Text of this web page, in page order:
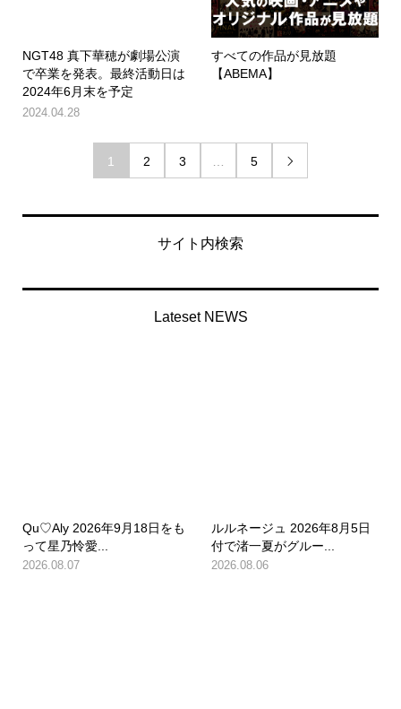
NGT48 真下華穂が劇場公演
で卒業を発表。最終活動日は
2024年6月末を予定
2024.04.28
すべての作品が見放題
【ABEMA】
1 2 3 5 
サイト内検索
Lateset NEWS
Qu♡Aly 2026年9月18日をも
って星乃怜愛...
2026.08.07
ルルネージュ 2026年8月5日
付で渚一夏がグルー...
2026.08.06